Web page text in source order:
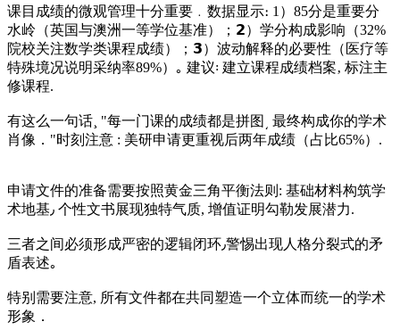
课目成绩的微观管理十分重要﹒数据显示։ 1）85分是重要分
水岭（英国与澳洲一等学位基准）；𝟮）学分构成影响（32%
院校关注数学类课程成绩）；𝟯）波动解释的必要性（医疗等
特殊境况说明采纳率89%）｡ 建议꞉ 建立课程成绩档案‚ 标注主
修课程.
有这么一句话¸ "每一门课的成绩都是拼图͵ 最终构成你的学术
肖像．"时刻注意 : 美研申请更重视后两年成绩（占比65%）.
申请文件的准备需要按照黄金三角平衡法则: 基础材料构筑学
术地基٫ 个性文书展现独特气质, 增值证明勾勒发展潜力.
三者之间必须形成严密的逻辑闭环٫警惕出现人格分裂式的矛
盾表述｡
特别需要注意, 所有文件都在共同塑造一个立体而统一的学术
形象．